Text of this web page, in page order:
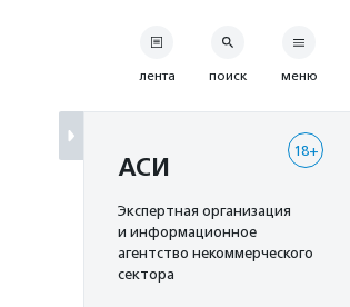
лента поиск меню
18+
АСИ
Экспертная организация
и информационное
агентство некоммерческого
сектора